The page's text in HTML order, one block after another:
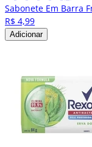
Sabonete Em Barra
R$ 4,99
Adicionar